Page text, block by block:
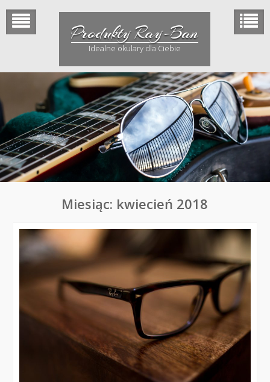
Skip
content
Produkty Ray-Ban
Idealne okulary dla Ciebie
Miesiąc: kwiecień 2018